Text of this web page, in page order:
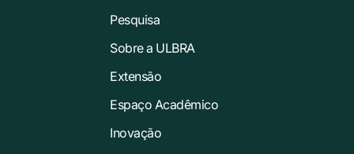
Pesquisa
Sobre a ULBRA
Extensão
Espaço Acadêmico
Inovação